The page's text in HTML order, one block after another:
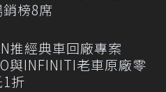
榜8席
推經典車回廠專案
與INFINITI老車原廠零
折